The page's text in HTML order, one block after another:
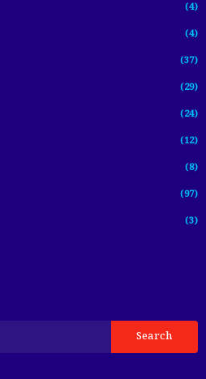
(4)
(4)
(37)
(29)
(24)
(12)
(8)
(97)
(3)